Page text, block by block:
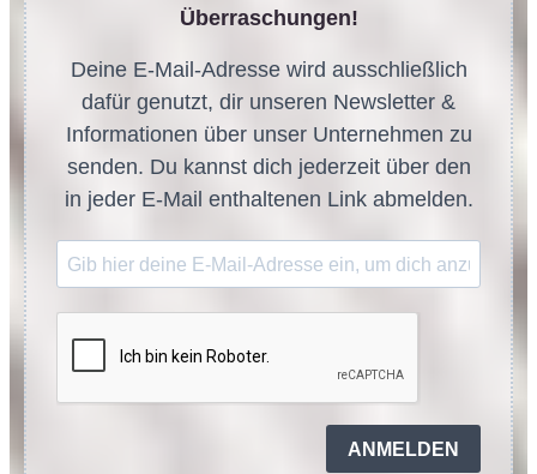
Überraschungen!
Deine E-Mail-Adresse wird ausschließlich
dafür genutzt, dir unseren Newsletter &
Informationen über unser Unternehmen zu
senden. Du kannst dich jederzeit über den
in jeder E-Mail enthaltenen Link abmelden.
ANMELDEN